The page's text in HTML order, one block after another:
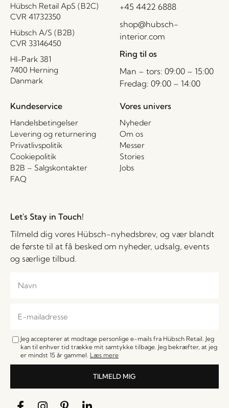
Hübsch Retail ApS (B2C)
CVR 41732350
Hübsch A/S (B2B)
CVR 33146450
HI-Park 381
7400 Herning
Danmark
+45 4422 6888
shop@hubsch-
interior.com
Ring til os
Man – tors: 09:00 – 15:00
Fredag: 09:00 – 14:00
Kundeservice
Handelsbetingelser
Levering og returnering
Privatlivspolitik
Cookiepolitik
B2B – Salgskontakter
FAQ
Vores univers
Nyheder
Om os
Messer
Stories
Jobs
Let's Stay in Touch!
Tilmeld dig vores Hübsch-nyhedsbrev, og vær blandt
de første til at få besked om nyheder, udsalg, events
og særlige tilbud.
Jeg accepterer at modtage personlige e-mails fra Hübsch Retail. Jeg
kan til enhver tid trække mit samtykke tilbage. Jeg bekræfter, at jeg
er mindst 15 år gammel. Læs mere
TILMELD MIG